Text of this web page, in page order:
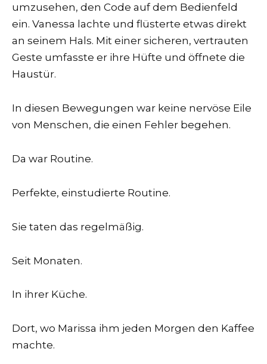
umzusehen, den Code auf dem Bedienfeld
ein. Vanessa lachte und flüsterte etwas direkt
an seinem Hals. Mit einer sicheren, vertrauten
Geste umfasste er ihre Hüfte und öffnete die
Haustür.
In diesen Bewegungen war keine nervöse Eile
von Menschen, die einen Fehler begehen.
Da war Routine.
Perfekte, einstudierte Routine.
Sie taten das regelmäßig.
Seit Monaten.
In ihrer Küche.
Dort, wo Marissa ihm jeden Morgen den Kaffee
machte.